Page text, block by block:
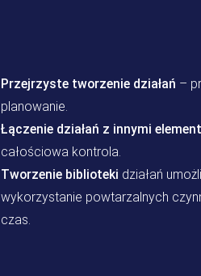
Przejrzyste tworzenie działań –
planowanie.
Łączenie działań z innymi
całościowa kontrola.
Tworzenie biblioteki działań
wykorzystanie powtarzalnych
czas.